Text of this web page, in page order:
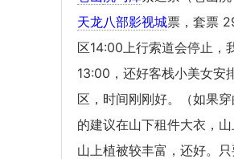
天龙八部影视城票，套票
区14:00上行索道会停止，
13:00，还好客栈小美女安
区，时间刚刚好。（如果
的建议在山下租件大衣，
山上植被较丰富，还好。